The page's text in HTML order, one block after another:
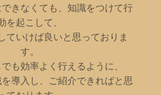
きなくても、知識をつけて行
を起こして、
ていけば良いと思っておりま
す。
も効率よく行えるように、
導入し、ご紹介できればと思